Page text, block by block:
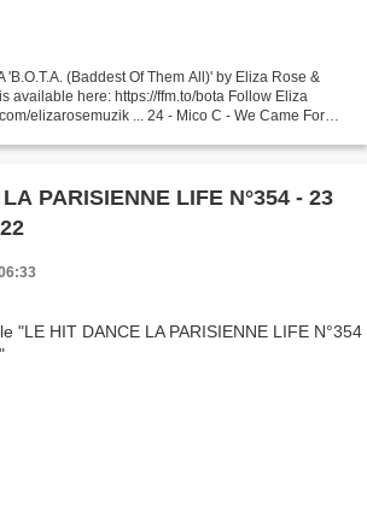
'B.O.T.A. (Baddest Of Them All)' by Eliza Rose &
available here: https://ffm.to/bota Follow Eliza
elizarosemuzik ... 24 - Mico C - We Came For
PARISIENNE LIFE N°354 - 23